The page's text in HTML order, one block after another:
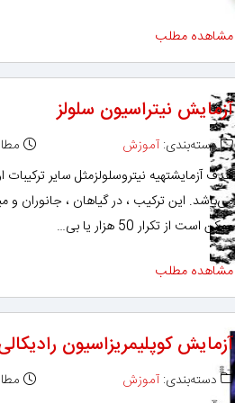
مشاهده مطلب
آزمایش نیتراسیون سلولز
دسته‌بندی: آموزش
هدف آزمایشتهیه نیتروسلولزمثل سایر
می‌باشد. این ترکیب ، در گیاهان ، جانوران و
ممکن است از تکرار 50 هزار یا بی…
مشاهده مطلب
آزمایش کوپلیمریزاسیون
دسته‌بندی: آموزش